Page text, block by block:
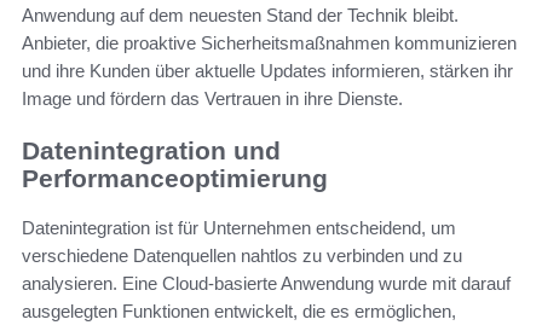
Anwendung auf dem neuesten Stand der Technik bleibt.
Anbieter, die proaktive Sicherheitsmaßnahmen kommunizieren
und ihre Kunden über aktuelle Updates informieren, stärken ihr
Image und fördern das Vertrauen in ihre Dienste.
Datenintegration und
Performanceoptimierung
Datenintegration ist für Unternehmen entscheidend, um
verschiedene Datenquellen nahtlos zu verbinden und zu
analysieren. Eine Cloud-basierte Anwendung wurde mit darauf
ausgelegten Funktionen entwickelt, die es ermöglichen,